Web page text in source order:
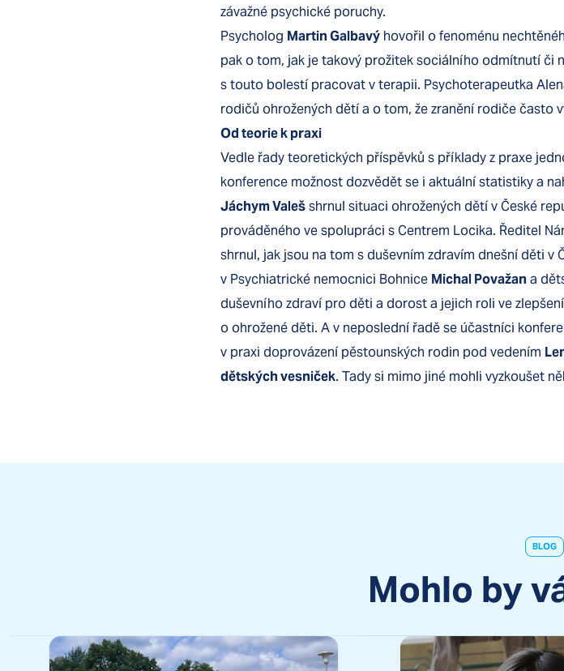
závažné psychické poruchy.
Psycholog Martin Galbavý hovořil o fenoménu
pak o tom, jak je takový prožitek sociálního odmítnutí či
s touto bolestí pracovat v terapii. Psychoterapeutka
rodičů ohrožených dětí a o tom, že zranění rodiče často
Od teorie k praxi
Vedle řady teoretických příspěvků s příklady z praxe
konference možnost dozvědět se i aktuální statistiky a
Jáchym Valešshrnul situaci ohrožených dětí v České
prováděného ve spolupráci s Centrem Locika. Ředitel
shrnul, jak jsou na tom s duševním zdravím dnešní děti
v Psychiatrické nemocnici Bohnice Michal Považan a
duševního zdraví pro děti a dorost a jejich roli ve
o ohrožené děti. A v neposlední řadě se účastníci
v praxi doprovázení pěstounských rodin pod vedením
dětských vesniček. Tady si mimo jiné mohli vyzkoušet
BLOG
Mohlo by